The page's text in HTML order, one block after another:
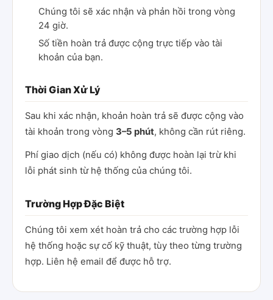
Chúng tôi sẽ xác nhận và phản hồi trong vòng
24 giờ.
Số tiền hoàn trả được cộng trực tiếp vào tài
khoản của bạn.
Thời Gian Xử Lý
Sau khi xác nhận, khoản hoàn trả sẽ được cộng vào
tài khoản trong vòng 3–5 phút, không cần rút riêng.
Phí giao dịch (nếu có) không được hoàn lại trừ khi
lỗi phát sinh từ hệ thống của chúng tôi.
Trường Hợp Đặc Biệt
Chúng tôi xem xét hoàn trả cho các trường hợp lỗi
hệ thống hoặc sự cố kỹ thuật, tùy theo từng trường
hợp. Liên hệ email để được hỗ trợ.